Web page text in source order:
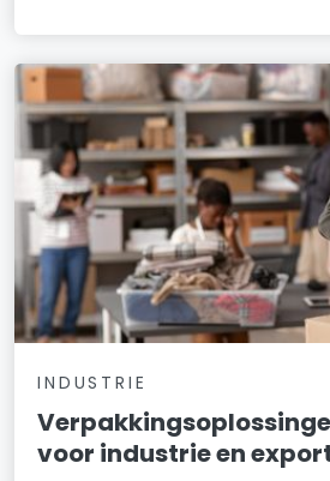
INDUSTRIE
voor industrie en